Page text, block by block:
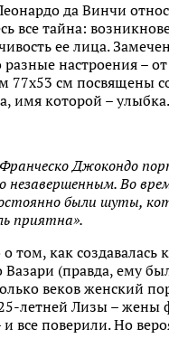
да Винчи
все тайна:
ее лица.
настроения –
77х53 см посвящены
имя которой –
Франческо Джокондо
незавершенным. Во
были шуты,
приятна».
о том, как
(правда, ему
веков женский
летней Лизы – жены
все поверили. Но